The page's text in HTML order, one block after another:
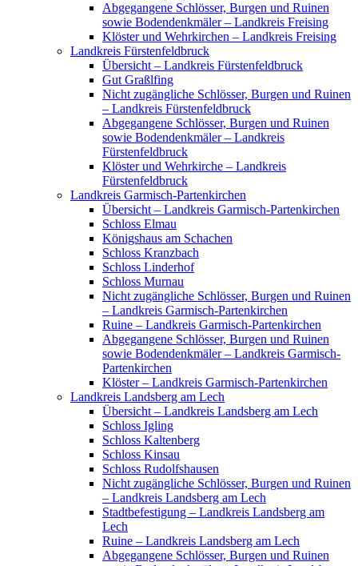
Abgegangene Schlösser, Burgen und Ruinen
sowie Bodendenkmäler – Landkreis Freising
Klöster und Wehrkirchen – Landkreis Freising
Landkreis Fürstenfeldbruck
Übersicht – Landkreis Fürstenfeldbruck
Gut Graßlfing
Nicht zugängliche Schlösser, Burgen und Ruinen
– Landkreis Fürstenfeldbruck
Abgegangene Schlösser, Burgen und Ruinen
sowie Bodendenkmäler – Landkreis
Fürstenfeldbruck
Klöster und Wehrkirche – Landkreis
Fürstenfeldbruck
Landkreis Garmisch-Partenkirchen
Übersicht – Landkreis Garmisch-Partenkirchen
Schloss Elmau
Königshaus am Schachen
Schloss Kranzbach
Schloss Linderhof
Schloss Murnau
Nicht zugängliche Schlösser, Burgen und Ruinen
– Landkreis Garmisch-Partenkirchen
Ruine – Landkreis Garmisch-Partenkirchen
Abgegangene Schlösser, Burgen und Ruinen
sowie Bodendenkmäler – Landkreis Garmisch-
Partenkirchen
Klöster – Landkreis Garmisch-Partenkirchen
Landkreis Landsberg am Lech
Übersicht – Landkreis Landsberg am Lech
Schloss Igling
Schloss Kaltenberg
Schloss Kinsau
Schloss Rudolfshausen
Nicht zugängliche Schlösser, Burgen und Ruinen
– Landkreis Landsberg am Lech
Stadtbefestigung – Landkreis Landsberg am
Lech
Ruine – Landkreis Landsberg am Lech
Abgegangene Schlösser, Burgen und Ruinen